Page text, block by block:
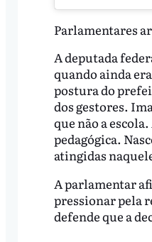
Parlamentares
A deputada
quando ainda
postura do
dos gestores.
que não a
pedagógica.
atingidas
A parlamentar
pressionar pela
defende que a